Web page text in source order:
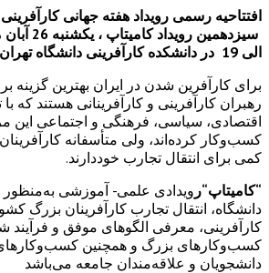
سیزدهمین رویداد کامیتاپ ،
الی 19 در
دانشکده کارآفرینی دانشگاه
برای کارآفرین شدن در ایران بهترین گزینه
رهبران کارآفرینی و کارآفرینانی هستند که
اقتصادی، سیاسی، فرهنگی و اجتماعی این
کسب‌وکار کرده‌اند، ولی متأسفانه
کمی برای انتقال تجارب خوددارند.
“کامیتاپ“ر ویدادی علمی- آموزشی
دانشگاه، انتقال تجارب کارآفرینان بزرگ
کارآفرینی، معرفی الگوهای موفق و
کسب‌وکارهای بزرگ و همچنین کسب‌وکارهای
دانشجویان و علاقه‌مندان جامعه می‌باشد